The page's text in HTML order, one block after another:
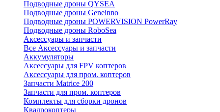
Подводные дроны QYSEA
Подводные дроны Geneinno
Подводные дроны POWERVISION PowerRay
Подводные дроны RoboSea
Аксессуары и запчасти
Все Аксессуары и запчасти
Аккумуляторы
Аксессуары для FPV коптеров
Аксессуары для пром. коптеров
Запчасти Matrice 200
Запчасти для пром. коптеров
Комплекты для сборки дронов
Квадрокоптеры